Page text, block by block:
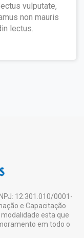
vulputate,
non mauris
lectus.
12.301.010/0001-
e Capacitação
esta que
em todo o